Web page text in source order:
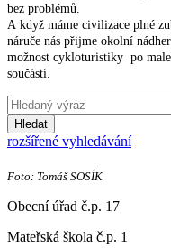
bez problémů.
A když máme civilizace plné
náruče nás přijme okolní
možnost cykloturistiky po
součástí.
Hledat
rozšířené vyhledávání
Foto: Tomáš SOSÍK
Obecní úřad č.p. 17
Mateřská škola č.p. 1